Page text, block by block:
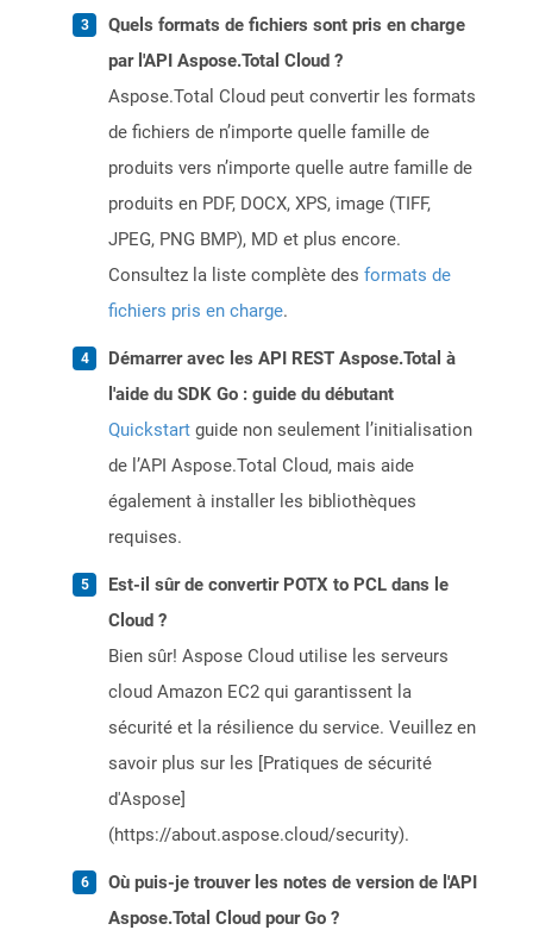
Quels formats de fichiers sont pris en charge
par l'API Aspose.Total Cloud ?
Aspose.Total Cloud peut convertir les formats
de fichiers de n’importe quelle famille de
produits vers n’importe quelle autre famille de
produits en PDF, DOCX, XPS, image (TIFF,
JPEG, PNG BMP), MD et plus encore.
Consultez la liste complète des formats de
fichiers pris en charge.
Démarrer avec les API REST Aspose.Total à
l'aide du SDK Go : guide du débutant
Quickstart guide non seulement l’initialisation
de l’API Aspose.Total Cloud, mais aide
également à installer les bibliothèques
requises.
Est-il sûr de convertir POTX to PCL dans le
Cloud ?
Bien sûr! Aspose Cloud utilise les serveurs
cloud Amazon EC2 qui garantissent la
sécurité et la résilience du service. Veuillez en
savoir plus sur les [Pratiques de sécurité
d'Aspose]
(https://about.aspose.cloud/security).
Où puis-je trouver les notes de version de l'API
Aspose.Total Cloud pour Go ?